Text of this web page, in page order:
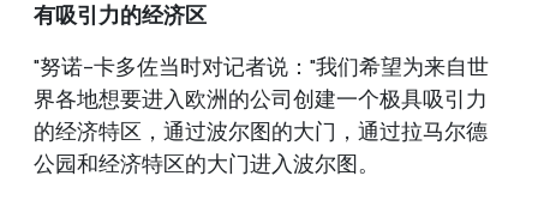
有吸引力的经济区
"努诺-卡多佐当时对记者说："我们希望为来自世
界各地想要进入欧洲的公司创建一个极具吸引力
的经济特区，通过波尔图的大门，通过拉马尔德
公园和经济特区的大门进入波尔图。